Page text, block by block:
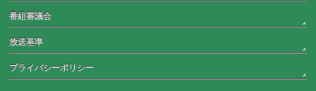
番組審議会
放送基準
プライバシーポリシー